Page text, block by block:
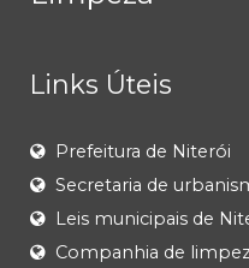
Links Úteis
Prefeitura de Niterói
Secretaria de
Leis municipais de
Companhia de